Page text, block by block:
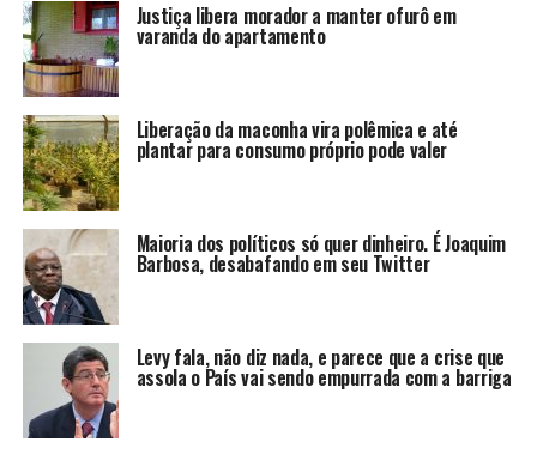
Justiça libera morador a manter ofurô em
varanda do apartamento
Liberação da maconha vira polêmica e até
plantar para consumo próprio pode valer
Maioria dos políticos só quer dinheiro. É Joaquim
Barbosa, desabafando em seu Twitter
Levy fala, não diz nada, e parece que a crise que
assola o País vai sendo empurrada com a barriga